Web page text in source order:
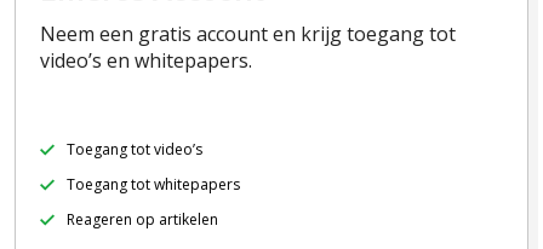
Neem een gratis account en krijg toegang tot
video’s en whitepapers.
Toegang tot video’s
Toegang tot whitepapers
Reageren op artikelen